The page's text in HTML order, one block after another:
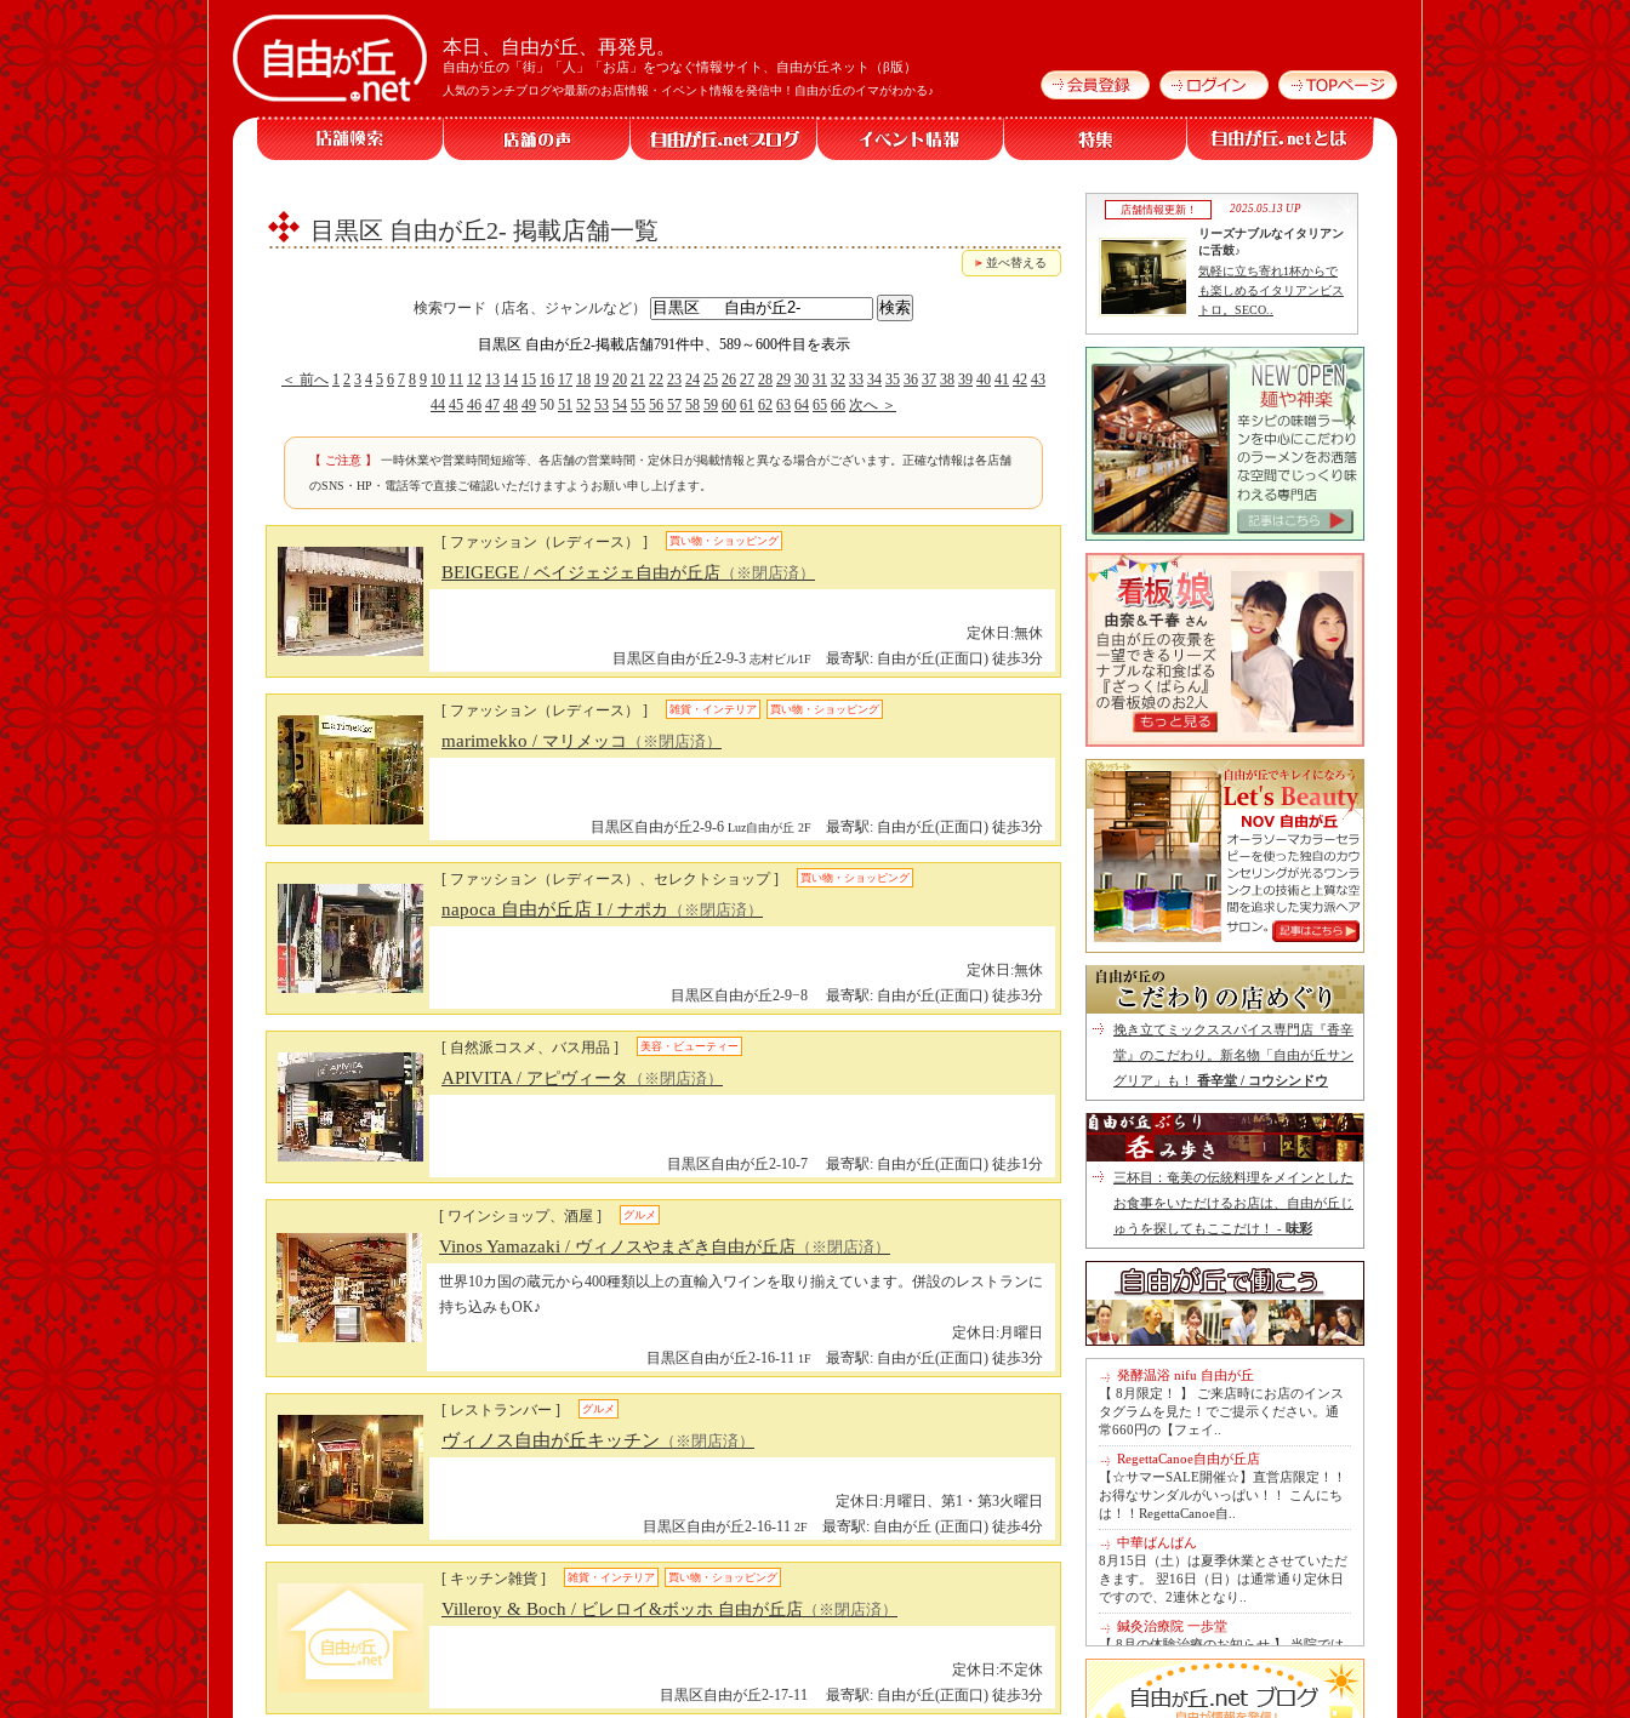
本日、自由が丘、再発見。
自由が丘の「街」「人」「お店」をつなぐ情報サイト、自由が丘ネット（β版）
人気のランチブログや最新のお店情報・イベント情報を発信中！自由が丘のイマがわかる♪
目黒区 自由が丘2- 掲載店舗一覧
並べ替える
検索ワード（店名、ジャンルなど）
目黒区 自由が丘2-掲載店舗791件中、589～600件目を表示
＜ 前へ 1 2 3 4 5 6 7 8 9 10 11 12 13 14 15 16 17 18 19 20 21 22 23 24 25 26 27 28 29 30 31 32 33 34 35 36 37 38 39 40 41 42 43
44 45 46 47 48 49 50 51 52 53 54 55 56 57 58 59 60 61 62 63 64 65 66 次へ ＞
【 ご注意 】
一時休業や営業時間短縮等、各店舗の営業時間・定休日が掲載情報と異なる場合がございます。正確な情報は各店舗
のSNS・HP・電話等で直接ご確認いただけますようお願い申し上げます。
[ ファッション（レディース） ] 買い物・ショッピング
BEIGEGE / ベイジェジェ自由が丘店 （※閉店済）
定休日:無休
目黒区自由が丘2-9-3 志村ビル1F 最寄駅: 自由が丘(正面口) 徒歩3分
[ ファッション（レディース） ] 雑貨・インテリア 買い物・ショッピング
marimekko / マリメッコ （※閉店済）
目黒区自由が丘2-9-6 Luz自由が丘 2F 最寄駅: 自由が丘(正面口) 徒歩3分
[ ファッション（レディース）、セレクトショップ ] 買い物・ショッピング
napoca 自由が丘店 I / ナポカ （※閉店済）
定休日:無休
目黒区自由が丘2-9−8
最寄駅: 自由が丘(正面口) 徒歩3分
[ 自然派コスメ、バス用品 ] 美容・ビューティー
APIVITA / アピヴィータ （※閉店済）
目黒区自由が丘2-10-7 最寄駅: 自由が丘(正面口) 徒歩1分
[ ワインショップ、酒屋 ] グルメ
Vinos Yamazaki / ヴィノスやまざき自由が丘店 （※閉店済）
世界10カ国の蔵元から400種類以上の直輸入ワインを取り揃えています。併設のレストランに
持ち込みもOK♪
定休日:月曜日
目黒区自由が丘2-16-11 1F 最寄駅: 自由が丘(正面口) 徒歩3分
[ レストランバー ] グルメ
ヴィノス自由が丘キッチン （※閉店済）
定休日:月曜日、第1・第3火曜日
目黒区自由が丘2-16-11 2F 最寄駅: 自由が丘 (正面口) 徒歩4分
[ キッチン雑貨 ] 雑貨・インテリア 買い物・ショッピング
Villeroy & Boch / ビレロイ&ボッホ 自由が丘店 （※閉店済）
定休日:不定休
目黒区自由が丘2-17-11
最寄駅: 自由が丘(正面口) 徒歩3分
店舗情報更新！ 2025.05.13 UP
リーズナブルなイタリアン
に舌鼓♪
気軽に立ち寄れ1杯からで
も楽しめるイタリアンビス
トロ。SECO..
挽き立てミックススパイス専門店『香辛
堂』のこだわり。新名物「自由が丘サン
グリア」も！ 香辛堂 / コウシンドウ
三杯目：奄美の伝統料理をメインとした
お食事をいただけるお店は、自由が丘じ
ゅうを探してもここだけ！ - 味彩
発酵温浴 nifu 自由が丘
【 8月限定！ 】 ご来店時にお店のインス
タグラムを見た！でご提示ください。通
常660円の【フェイ..
RegettaCanoe自由が丘店
【☆サマーSALE開催☆】直営店限定！！
お得なサンダルがいっぱい！！ こんにち
は！！RegettaCanoe自..
中華ばんばん
8月15日（土）は夏季休業とさせていただ
きます。 翌16日（日）は通常通り定休日
ですので、2連休となり..
鍼灸治療院 一歩堂
【 8月の体験治療のお知らせ 】 当院では
毎月第1月曜日を体験dayとし、当院の施
術をお得に体験し..
Le Monde Gourmand